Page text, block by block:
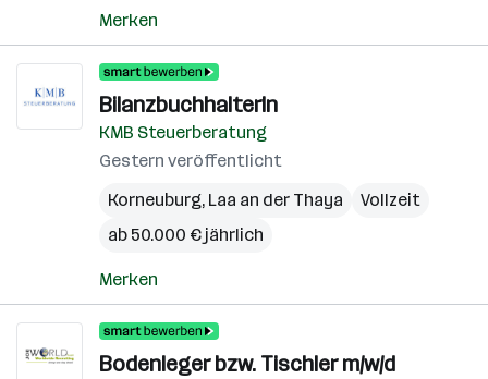
Merken
BilanzbuchhalterIn
KMB Steuerberatung
Gestern veröffentlicht
Korneuburg, Laa an der Thaya
Vollzeit
ab 50.000 € jährlich
Merken
Bodenleger bzw. Tischler m/w/d